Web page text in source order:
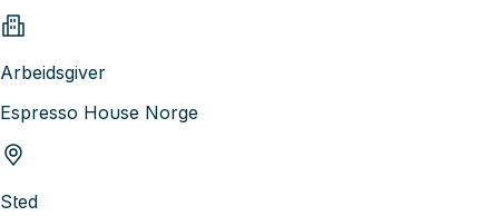
Arbeidsgiver
Espresso House Norge
Sted